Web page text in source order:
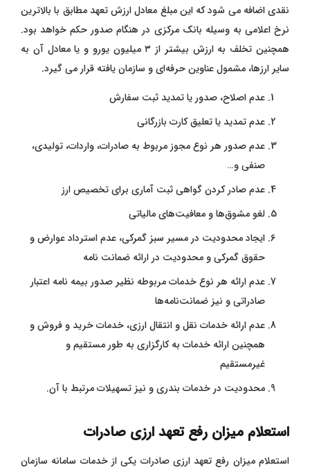
نقدی اضافه می‌ شود که این مبلغ معادل ارزش تعهد مطابق با بالاترین
نرخ اعلامی به وسیله بانک مرکزی در هنگام صدور حکم خواهد بود.
همچنین تخلف به ارزش بیشتر از ۳ میلیون یورو و یا معادل آن به
سایر ارزها، مشمول عناوین حرفه‌ای و سازمان ‌یافته قرار می ‌گیرد.
عدم اصلاح، صدور یا تمدید ثبت سفارش
عدم تمدید یا تعلیق کارت بازرگانی
عدم صدور هر نوع مجوز مربوط به صادرات، واردات، تولیدی،
صنفی و…
عدم صادر کردن گواهی ثبت آماری برای تخصیص ارز
لغو مشوق‌ها و معافیت‌های مالیاتی
ایجاد محدودیت در مسیر سبز گمرکی، عدم استرداد عوارض و
حقوق گمرکی و محدودیت در ارائه ضمانت‌ نامه
عدم ارائه هر نوع خدمات مربوطه نظیر صدور بیمه‌ نامه اعتبار
صادراتی و نیز ضمانت‌نامه‌ها
عدم ارائه خدمات نقل و انتقال ارزی، خدمات خرید و فروش و
همچنین ارائه خدمات به کارگزاری به طور مستقیم و
غیرمستقیم
محدودیت در خدمات بندری و نیز تسهیلات مرتبط با آن.
استعلام میزان رفع تعهد ارزی صادرات
استعلام میزان رفع تعهد ارزی صادرات یکی از خدمات سامانه سازمان